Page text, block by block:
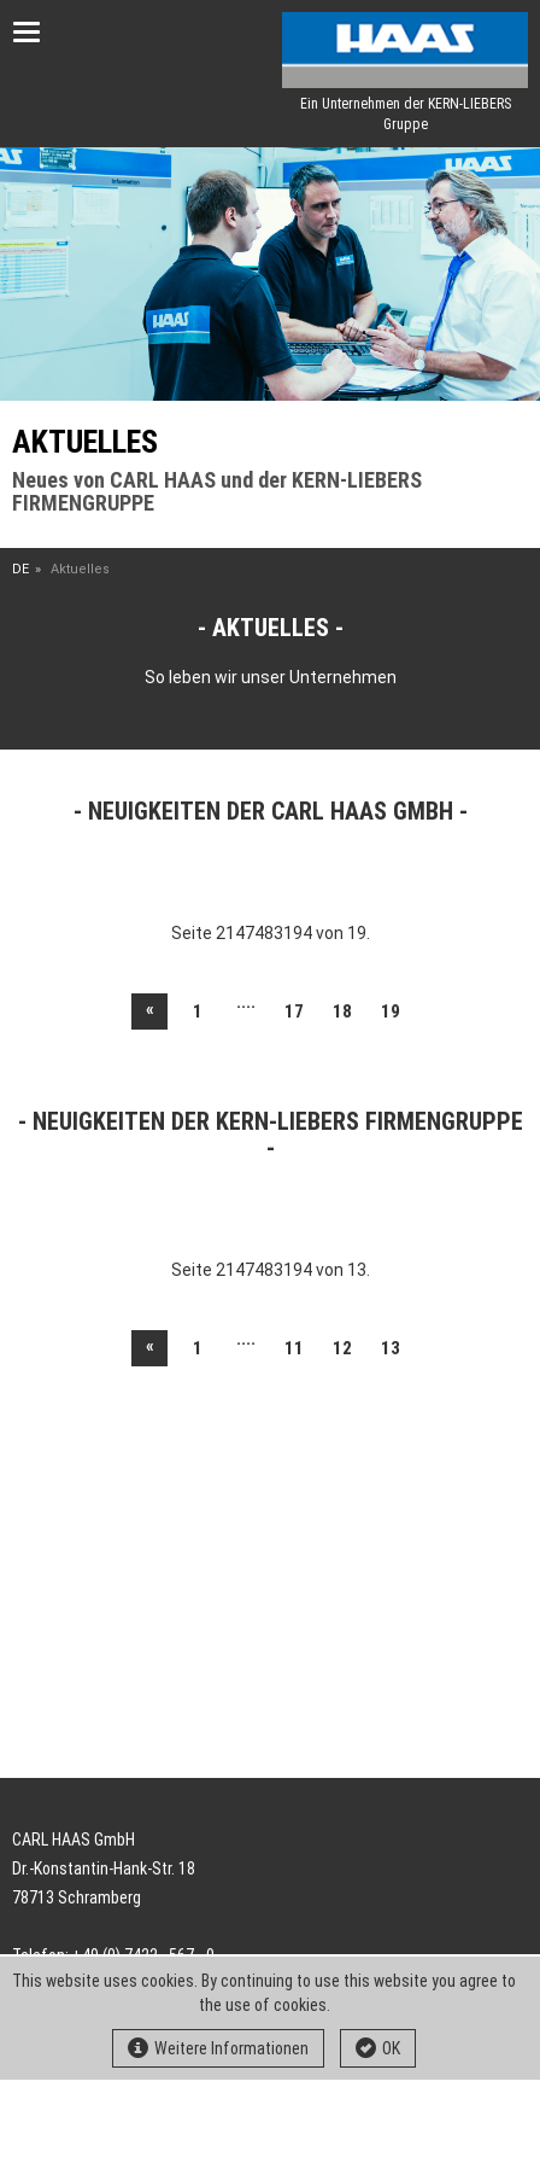
Toggle
Ein Unternehmen der KERN-LIEBERS
Gruppe
AKTUELLES
Neues von CARL HAAS und der KERN-LIEBERS
FIRMENGRUPPE
DE Aktuelles
AKTUELLES
So leben wir unser Unternehmen
NEUIGKEITEN DER CARL HAAS GMBH
Seite 2147483194 von 19.
« 1 .... 17 18 19
NEUIGKEITEN DER KERN-LIEBERS FIRMENGRUPPE
Seite 2147483194 von 13.
« 1 .... 11 12 13
CARL HAAS GmbH
Dr.-Konstantin-Hank-Str. 18
78713 Schramberg
Telefon: +49 (0) 7422 . 567 - 0
Telefax: +49 (0) 7422 . 567 - 239
info-ch@kern-liebers.com
This website uses cookies. By continuing to use this website you agree to
the use of cookies.
Weitere Informationen OK